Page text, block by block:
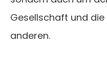
Gesellschaft und
anderen.